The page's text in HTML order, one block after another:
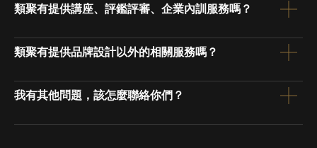
類聚有提供講座、評鑑評審、企業內訓服務嗎？
類聚有提供品牌設計以外的相關服務嗎？
我有其他問題，該怎麼聯絡你們？